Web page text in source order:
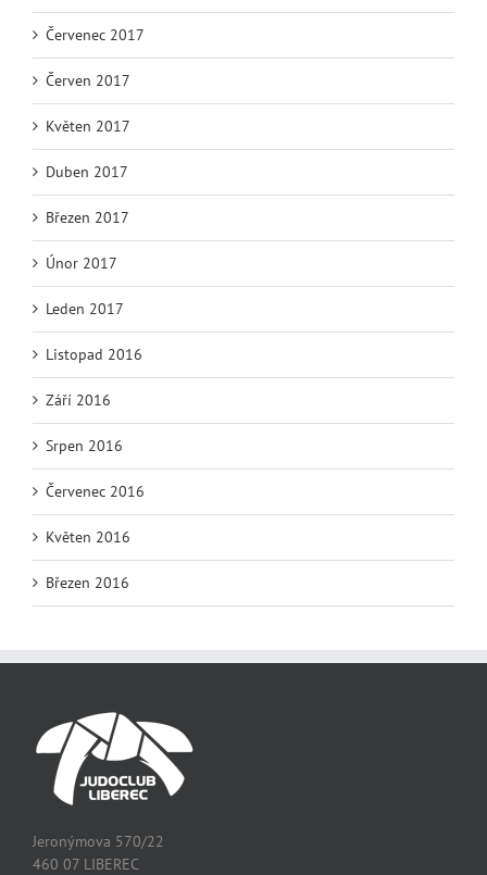
Červenec 2017
Červen 2017
Květen 2017
Duben 2017
Březen 2017
Únor 2017
Leden 2017
Listopad 2016
Září 2016
Srpen 2016
Červenec 2016
Květen 2016
Březen 2016
Jeronýmova 570/22
460 07 LIBEREC